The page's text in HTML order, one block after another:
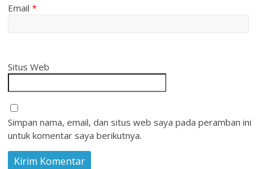
Email*
Situs Web
Simpan nama, email, dan situs web saya pada peramban ini
untuk komentar saya berikutnya.